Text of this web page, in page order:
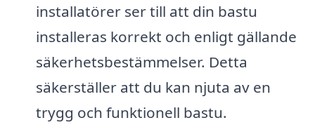
installatörer ser till att din bastu
installeras korrekt och enligt gällande
säkerhetsbestämmelser. Detta
säkerställer att du kan njuta av en
trygg och funktionell bastu.